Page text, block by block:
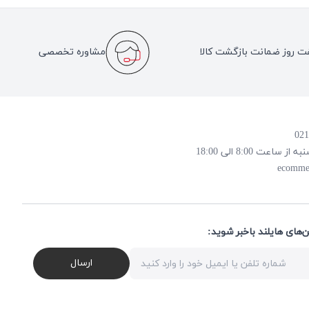
روز ضمانت بازگشت کالا مشاوره تخصصی
8:00 الی 18:00
هایلند باخبر شوید:
ارسال